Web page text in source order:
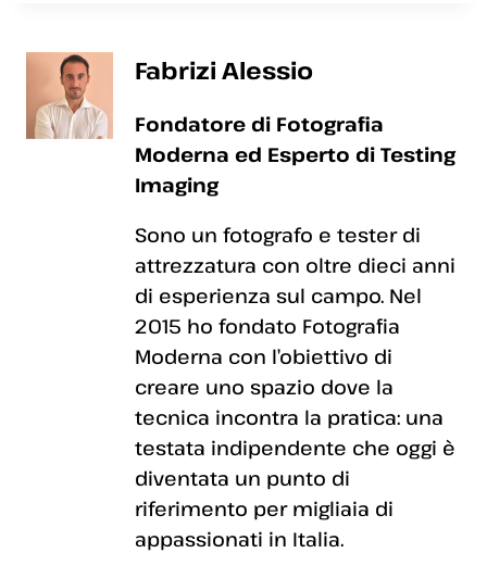
Fabrizi Alessio
Fondatore di Fotografia
Moderna ed Esperto di Testing
Imaging
Sono un fotografo e tester di
attrezzatura con oltre dieci anni
di esperienza sul campo. Nel
2015 ho fondato Fotografia
Moderna con l’obiettivo di
creare uno spazio dove la
tecnica incontra la pratica: una
testata indipendente che oggi è
diventata un punto di
riferimento per migliaia di
appassionati in Italia.